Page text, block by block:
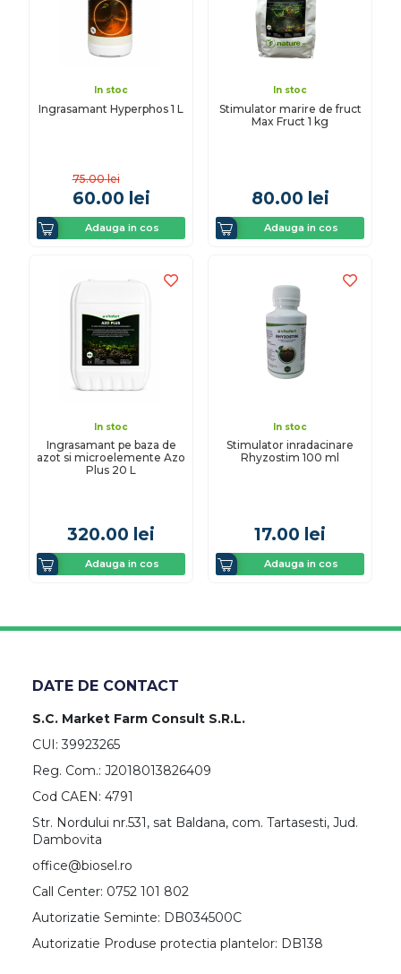
In stoc
Ingrasamant Hyperphos 1 L
75.00 lei
60.00 lei
Adauga in cos
In stoc
Stimulator marire de fruct
Max Fruct 1 kg
80.00 lei
Adauga in cos
In stoc
Ingrasamant pe baza de
azot si microelemente Azo
Plus 20 L
320.00 lei
Adauga in cos
In stoc
Stimulator inradacinare
Rhyzostim 100 ml
17.00 lei
Adauga in cos
DATE DE CONTACT
S.C. Market Farm Consult S.R.L.
CUI: 39923265
Reg. Com.: J2018013826409
Cod CAEN: 4791
Str. Nordului nr.531, sat Baldana, com. Tartasesti, Jud.
Dambovita
office@biosel.ro
Call Center: 0752 101 802
Autorizatie Seminte: DB034500C
Autorizatie Produse protectia plantelor: DB138